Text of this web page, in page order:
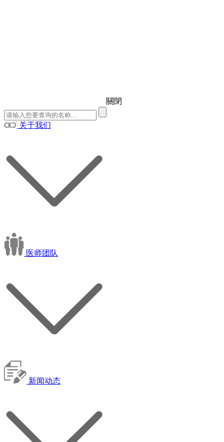
關閉
关于我们
医师团队
新闻动态